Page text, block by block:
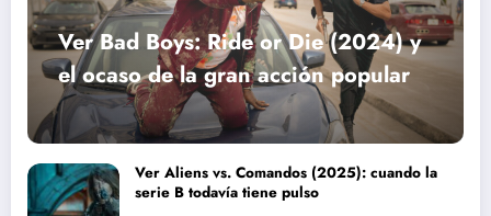
Ver Bad Boys: Ride or Die (2024) y
el ocaso de la gran acción popular
Ver Aliens vs. Comandos (2025): cuando la
serie B todavía tiene pulso